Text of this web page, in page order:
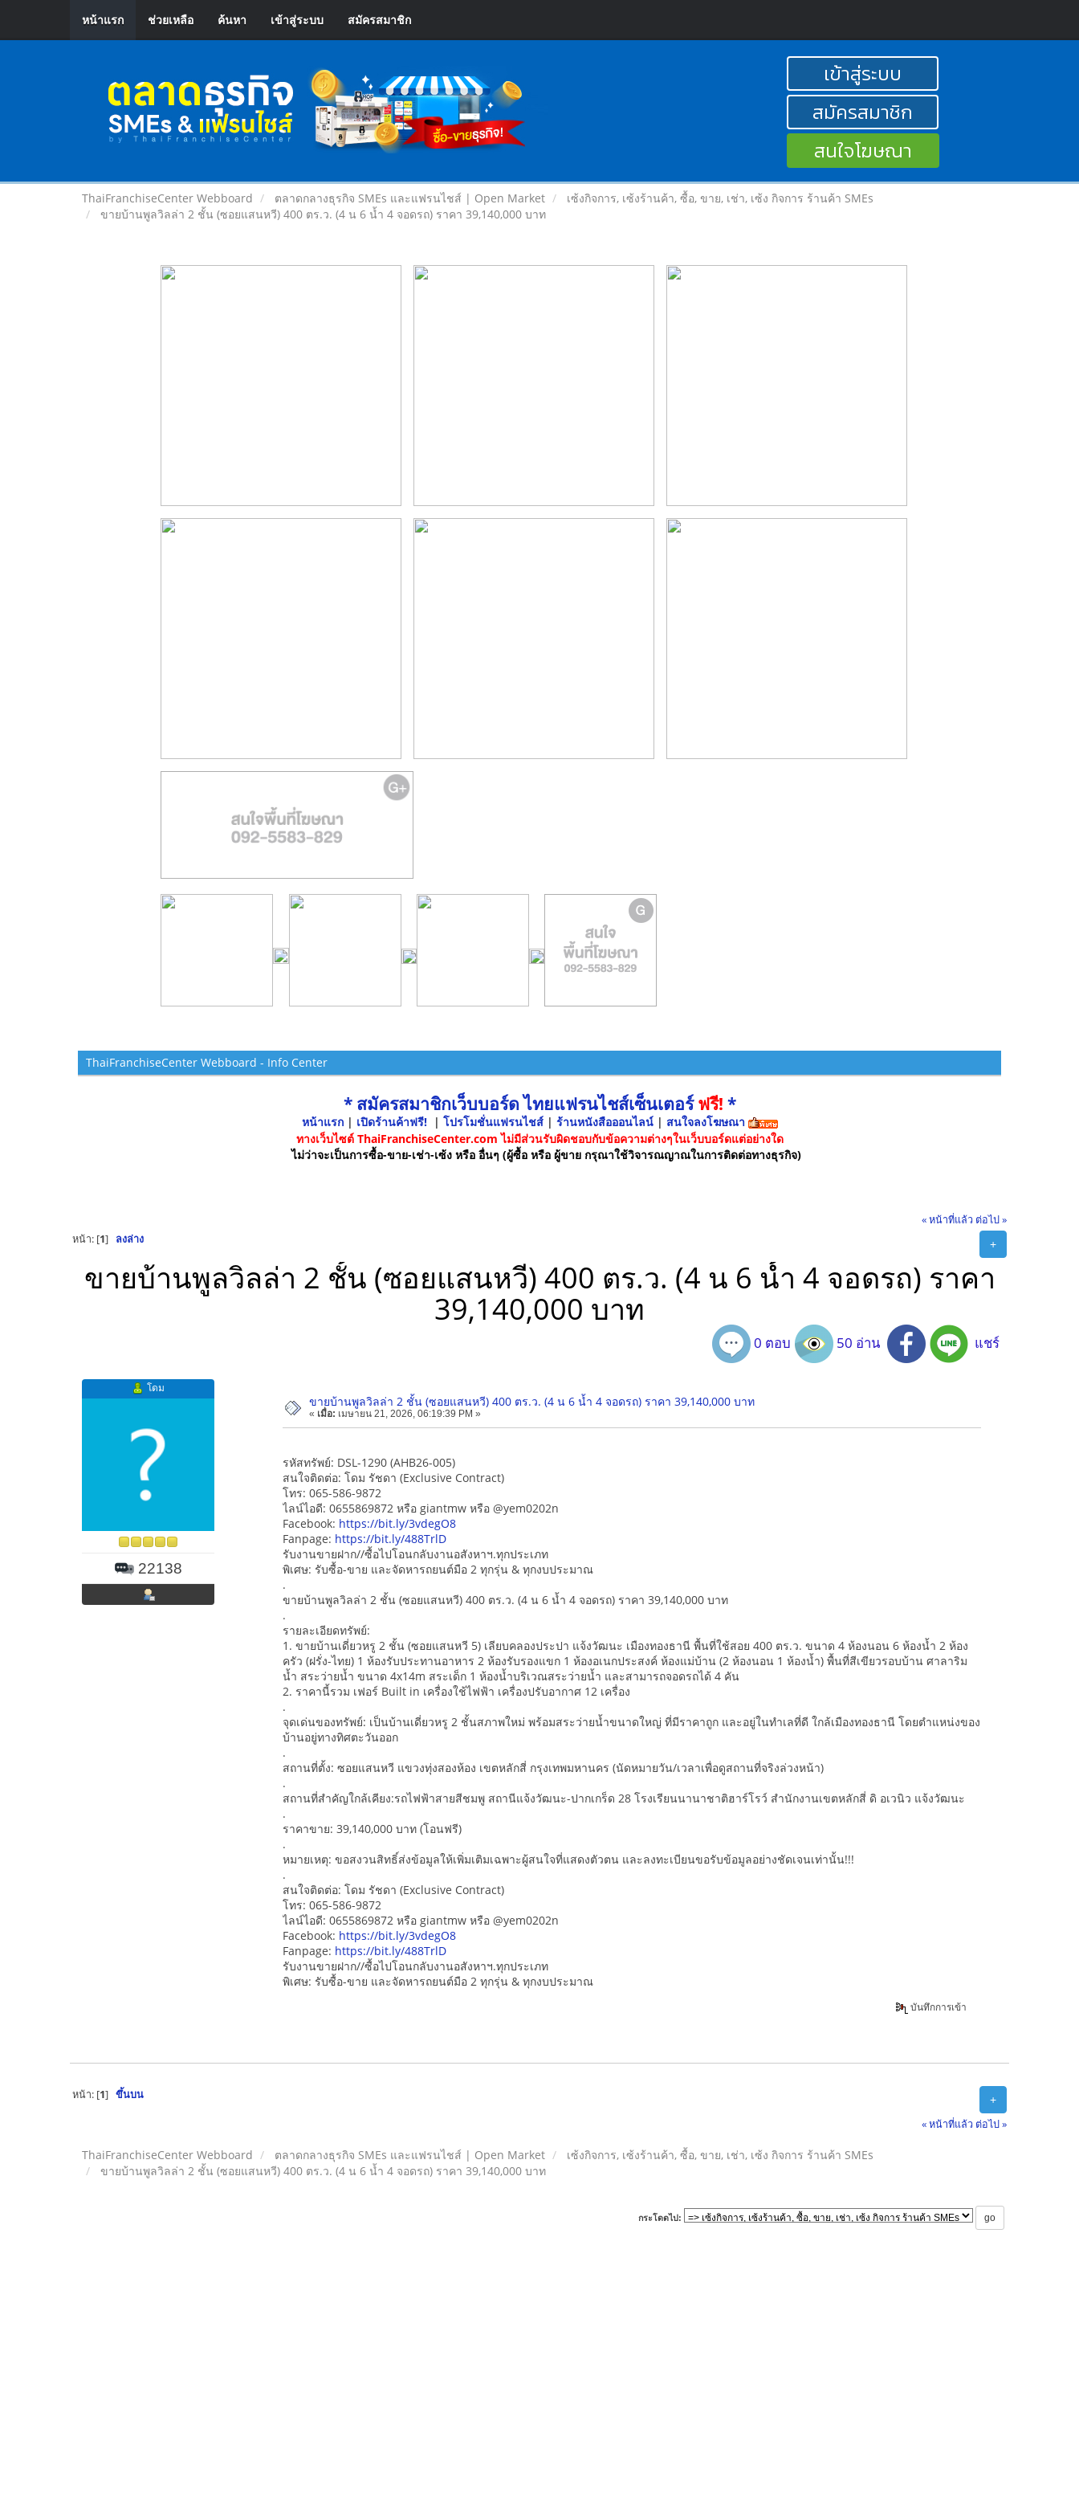
หน้าแรก ช่วยเหลือ ค้นหา เข้าสู่ระบบ สมัครสมาชิก
เข้าสู่ระบบ
สมัครสมาชิก
สนใจโฆษณา
ThaiFranchiseCenter Webboard ตลาดกลางธุรกิจ SMEs และแฟรนไชส์ | Open Market
เซ้งกิจการ, เซ้งร้านค้า, ซื้อ, ขาย, เช่า, เซ้ง กิจการ ร้านค้า SMEs
ขายบ้านพูลวิลล่า 2 ชั้น (ซอยแสนหวี) 400 ตร.ว. (4 น 6 น้ำ 4 จอดรถ) ราคา 39,140,000 บาท
ThaiFranchiseCenter Webboard - Info Center
* สมัครสมาชิกเว็บบอร์ด ไทยแฟรนไชส์เซ็นเตอร์ฟรี! *
หน้าแรก| เปิดร้านค้าฟรี! | โปรโมชั่นแฟรนไชส์ | ร้านหนังสือออนไลน์ | สนใจลงโฆษณา
ทางเว็บไซต์ ThaiFranchiseCenter.com ไม่มีส่วนรับผิดชอบกับข้อความต่างๆในเว็บบอร์ดแต่อย่างใด
ไม่ว่าจะเป็นการซื้อ-ขาย-เช่า-เซ้ง หรือ อื่นๆ (ผู้ซื้อ หรือ ผู้ขาย กรุณาใช้วิจารณญาณในการติดต่อทางธุรกิจ)
« หน้าที่แล้ว ต่อไป »
+
หน้า: [1] ลงล่าง
ขายบ้านพูลวิลล่า 2 ชั้น (ซอยแสนหวี) 400 ตร.ว. (4 น 6 น้ำ 4 จอดรถ) ราคา
39,140,000 บาท
0 ตอบ 50 อ่าน แชร์
โดม
22138
ขายบ้านพูลวิลล่า 2 ชั้น (ซอยแสนหวี) 400 ตร.ว. (4 น 6 น้ำ 4 จอดรถ) ราคา 39,140,000 บาท
« เมื่อ: เมษายน 21, 2026, 06:19:39 PM »
รหัสทรัพย์: DSL-1290 (AHB26-005)
สนใจติดต่อ: โดม รัชดา (Exclusive Contract)
โทร: 065-586-9872
ไลน์ไอดี: 0655869872 หรือ giantmw หรือ @yem0202n
Facebook: https://bit.ly/3vdegO8
Fanpage: https://bit.ly/488TrlD
รับงานขายฝาก//ซื้อไปโอนกลับงานอสังหาฯ.ทุกประเภท
พิเศษ: รับซื้อ-ขาย และจัดหารถยนต์มือ 2 ทุกรุ่น & ทุกงบประมาณ
.
ขายบ้านพูลวิลล่า 2 ชั้น (ซอยแสนหวี) 400 ตร.ว. (4 น 6 น้ำ 4 จอดรถ) ราคา 39,140,000 บาท
.
รายละเอียดทรัพย์:
1. ขายบ้านเดี่ยวหรู 2 ชั้น (ซอยแสนหวี 5) เลียบคลองประปา แจ้งวัฒนะ เมืองทองธานี พื้นที่ใช้สอย 400 ตร.ว. ขนาด 4 ห้องนอน 6 ห้องน้ำ 2 ห้อง
ครัว (ฝรั่ง-ไทย) 1 ห้องรับประทานอาหาร 2 ห้องรับรองแขก 1 ห้องอเนกประสงค์ ห้องแม่บ้าน (2 ห้องนอน 1 ห้องน้ำ) พื้นที่สีเขียวรอบบ้าน ศาลาริม
น้ำ สระว่ายน้ำ ขนาด 4x14m สระเด็ก 1 ห้องน้ำบริเวณสระว่ายน้ำ และสามารถจอดรถได้ 4 คัน
2. ราคานี้รวม เฟอร์ Built in เครื่องใช้ไฟฟ้า เครื่องปรับอากาศ 12 เครื่อง
.
จุดเด่นของทรัพย์: เป็นบ้านเดี่ยวหรู 2 ชั้นสภาพใหม่ พร้อมสระว่ายน้ำขนาดใหญ่ ที่มีราคาถูก และอยู่ในทำเลที่ดี ใกล้เมืองทองธานี โดยตำแหน่งของ
บ้านอยู่ทางทิศตะวันออก
.
สถานที่ตั้ง: ซอยแสนหวี แขวงทุ่งสองห้อง เขตหลักสี่ กรุงเทพมหานคร (นัดหมายวัน/เวลาเพื่อดูสถานที่จริงล่วงหน้า)
.
สถานที่สำคัญใกล้เคียง:รถไฟฟ้าสายสีชมพู สถานีแจ้งวัฒนะ-ปากเกร็ด 28 โรงเรียนนานาชาติฮาร์โรว์ สำนักงานเขตหลักสี่ ดิ อเวนิว แจ้งวัฒนะ
.
ราคาขาย: 39,140,000 บาท (โอนฟรี)
.
หมายเหตุ: ขอสงวนสิทธิ์ส่งข้อมูลให้เพิ่มเติมเฉพาะผู้สนใจที่แสดงตัวตน และลงทะเบียนขอรับข้อมูลอย่างชัดเจนเท่านั้น!!!
.
สนใจติดต่อ: โดม รัชดา (Exclusive Contract)
โทร: 065-586-9872
ไลน์ไอดี: 0655869872 หรือ giantmw หรือ @yem0202n
Facebook: https://bit.ly/3vdegO8
Fanpage: https://bit.ly/488TrlD
รับงานขายฝาก//ซื้อไปโอนกลับงานอสังหาฯ.ทุกประเภท
พิเศษ: รับซื้อ-ขาย และจัดหารถยนต์มือ 2 ทุกรุ่น & ทุกงบประมาณ
บันทึกการเข้า
+
หน้า: [1] ขึ้นบน
« หน้าที่แล้ว ต่อไป »
ThaiFranchiseCenter Webboard ตลาดกลางธุรกิจ SMEs และแฟรนไชส์ | Open Market
เซ้งกิจการ, เซ้งร้านค้า, ซื้อ, ขาย, เช่า, เซ้ง กิจการ ร้านค้า SMEs
ขายบ้านพูลวิลล่า 2 ชั้น (ซอยแสนหวี) 400 ตร.ว. (4 น 6 น้ำ 4 จอดรถ) ราคา 39,140,000 บาท
กระโดดไป: